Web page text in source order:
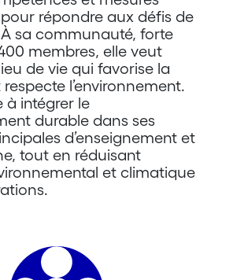
répondre aux défis de
sa communauté, forte
membres, elle veut
de vie qui favorise la
l’environnement.
à intégrer le
durable dans ses
d’enseignement et
tout en réduisant
et climatique